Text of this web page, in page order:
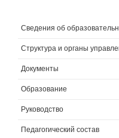
Сведения об
Структура и органы
Документы
Образование
Руководство
Педагогический состав